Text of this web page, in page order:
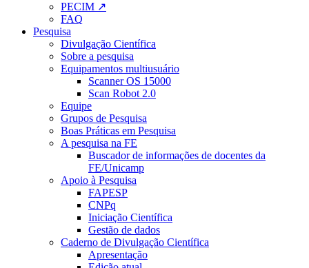
PECIM ↗
FAQ
Pesquisa
Divulgação Científica
Sobre a pesquisa
Equipamentos multiusuário
Scanner OS 15000
Scan Robot 2.0
Equipe
Grupos de Pesquisa
Boas Práticas em Pesquisa
A pesquisa na FE
Buscador de informações de docentes da
FE/Unicamp
Apoio à Pesquisa
FAPESP
CNPq
Iniciação Científica
Gestão de dados
Caderno de Divulgação Científica
Apresentação